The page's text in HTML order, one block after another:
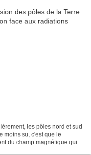
les pôles nord et sud
moins su, c'est que le
du champ magnétique qui